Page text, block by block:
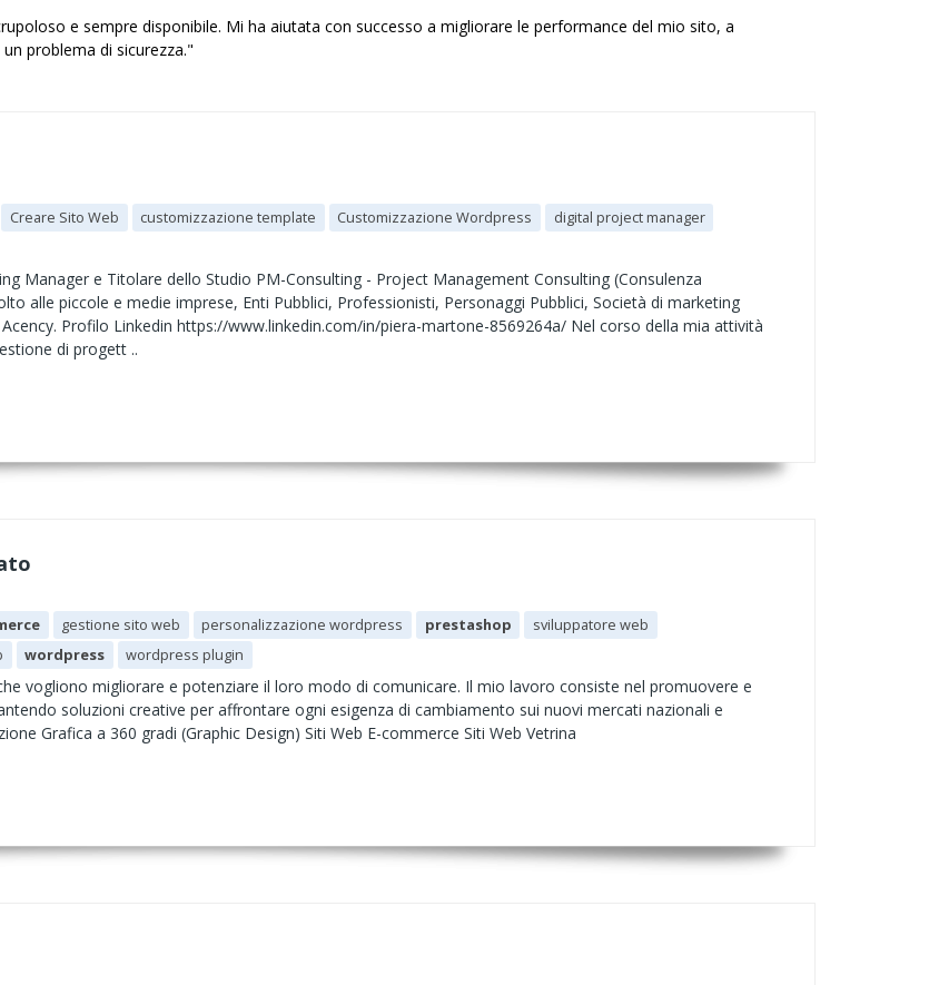
e sempre disponibile. Mi ha aiutata con successo a migliorare le performance del mio sito, a
problema di sicurezza."
Creare Sito Web customizzazione template Customizzazione Wordpress
digital project manager
Manager e Titolare dello Studio PM-Consulting - Project Management Consulting (Consulenza
alle piccole e medie imprese, Enti Pubblici, Professionisti, Personaggi Pubblici, Società di marketing
Profilo Linkedin https://www.linkedin.com/in/piera-martone-8569264a/ Nel corso della mia attività
di progett ..
gestione sito web personalizzazione wordpress prestashop
sviluppatore web
wordpress wordpress plugin
vogliono migliorare e potenziare il loro modo di comunicare. Il mio lavoro consiste nel promuovere e
soluzioni creative per affrontare ogni esigenza di cambiamento sui nuovi mercati nazionali e
Grafica a 360 gradi (Graphic Design) Siti Web E-commerce Siti Web Vetrina